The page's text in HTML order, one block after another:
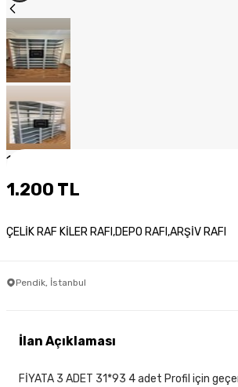
1
1.200 TL
ÇELİK RAF KİLER RAFI,DEPO RAFI,ARŞİV RAFI
Pendik, İstanbul
İlan Açıklaması
FİYATA 3 ADET 31*93 4 adet Profil için